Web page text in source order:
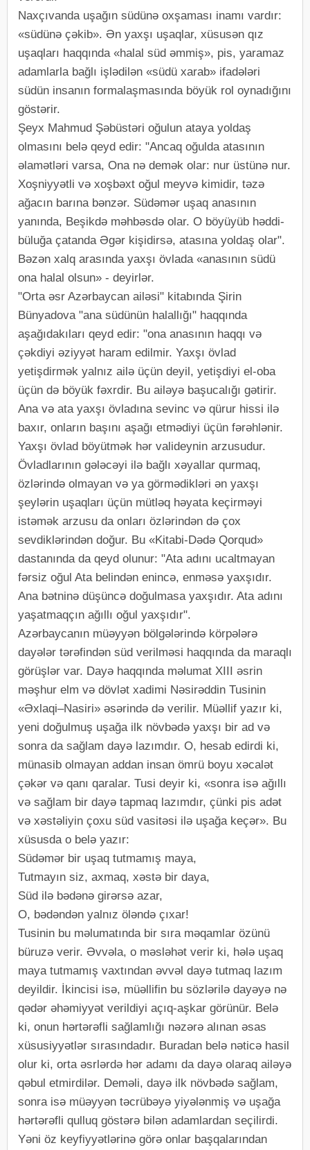
Naxçıvanda uşağın südünə оxşaması inamı vardır:
«südünə çəkib». Ən yaxşı uşaqlar, xüsusən qız
uşaqları haqqında «halal süd əmmiş», pis, yaramaz
adamlarla bağlı işlədilən «südü xarab» ifadələri
südün insanın fоrmalaşmasında böyük rоl оynadığını
göstərir.
Şeyx Mahmud Şəbüstəri oğulun ataya yoldaş
olmasını belə qeyd edir: "Ancaq oğulda atasının
əlamətləri varsa, Ona nə demək olar: nur üstünə nur.
Xoşniyyətli və xoşbəxt oğul meyvə kimidir, təzə
ağacın barına bənzər. Südəmər uşaq anasının
yanında, Beşikdə məhbəsdə olar. O böyüyüb həddi-
büluğa çatanda Əgər kişidirsə, atasına yoldaş olar".
Bəzən xalq arasında yaxşı övlada «anasının südü
ona halal olsun» - deyirlər.
"Orta əsr Azərbaycan ailəsi" kitabında Şirin
Bünyadova "ana südünün halallığı" haqqında
aşağıdakıları qeyd edir: "ona anasının haqqı və
çəkdiyi əziyyət haram edilmir. Yaxşı övlad
yetişdirmək yalnız ailə üçün deyil, yetişdiyi el-oba
üçün də böyük fəxrdir. Bu ailəyə başucalığı gətirir.
Ana və ata yaxşı övladına sevinc və qürur hissi ilə
baxır, onların başını aşağı etmədiyi üçün fərəhlənir.
Yaxşı övlad böyütmək hər valideynin arzusudur.
Övladlarının gələcəyi ilə bağlı xəyallar qurmaq,
özlərində olmayan və ya görmədikləri ən yaxşı
şeylərin uşaqları üçün mütləq həyata keçirməyi
istəmək arzusu da onları özlərindən də çox
sevdiklərindən doğur. Bu «Kitabi-Dədə Qorqud»
dastanında da qeyd olunur: "Ata adını ucaltmayan
fərsiz oğul Ata belindən enincə, enməsə yaxşıdır.
Ana bətninə düşüncə doğulmasa yaxşıdır. Ata adını
yaşatmaqçın ağıllı oğul yaxşıdır".
Azərbaycanın müəyyən bölgələrində körpələrə
dayələr tərəfindən süd verilməsi haqqında da maraqlı
görüşlər var. Dayə haqqında məlumat XIII əsrin
məşhur elm və dövlət xadimi Nəsirəddin Tusinin
«Əxlaqi–Nasiri» əsərində də verilir. Müəllif yazır ki,
yeni doğulmuş uşağa ilk növbədə yaxşı bir ad və
sonra da sağlam dayə lazımdır. O, hesab edirdi ki,
münasib olmayan addan insan ömrü boyu xəcalət
çəkər və qanı qaralar. Tusi deyir ki, «sonra isə ağıllı
və sağlam bir dayə tapmaq lazımdır, çünki pis adət
və xəstəliyin çoxu süd vasitəsi ilə uşağa keçər». Bu
xüsusda o belə yazır:
Südəmər bir uşaq tutmamış maya,
Tutmayın siz, axmaq, xəstə bir daya,
Süd ilə bədənə girərsə azar,
O, bədəndən yalnız öləndə çıxar!
Tusinin bu məlumatında bir sıra məqamlar özünü
büruzə verir. Əvvəla, o məsləhət verir ki, hələ uşaq
maya tutmamış vaxtından əvvəl dayə tutmaq lazım
deyildir. İkincisi isə, müəllifin bu sözlərilə dayəyə nə
qədər əhəmiyyət verildiyi açıq-aşkar görünür. Belə
ki, onun hərtərəfli sağlamlığı nəzərə alınan əsas
xüsusiyyətlər sırasındadır. Buradan belə nəticə hasil
olur ki, orta əsrlərdə hər adamı da dayə olaraq ailəyə
qəbul etmirdilər. Deməli, dayə ilk növbədə sağlam,
sonra isə müəyyən təcrübəyə yiyələnmiş və uşağa
hərtərəfli qulluq göstərə bilən adamlardan seçilirdi.
Yəni öz keyfiyyətlərinə görə onlar başqalarından